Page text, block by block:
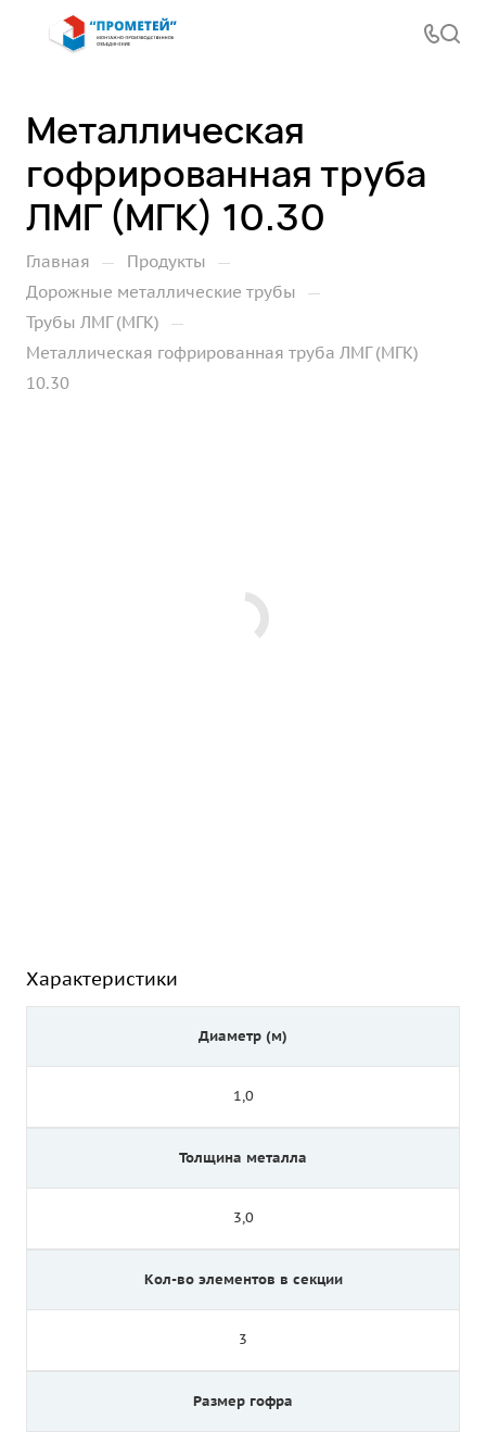
Металлическая
гофрированная труба
ЛМГ (МГК) 10.30
Главная — Продукты —
Дорожные металлические трубы —
Трубы ЛМГ (МГК) —
Металлическая гофрированная труба ЛМГ (МГК)
10.30
Характеристики
Диаметр (м)
1,0
Толщина металла
3,0
Кол-во элементов в секции
3
Размер гофра